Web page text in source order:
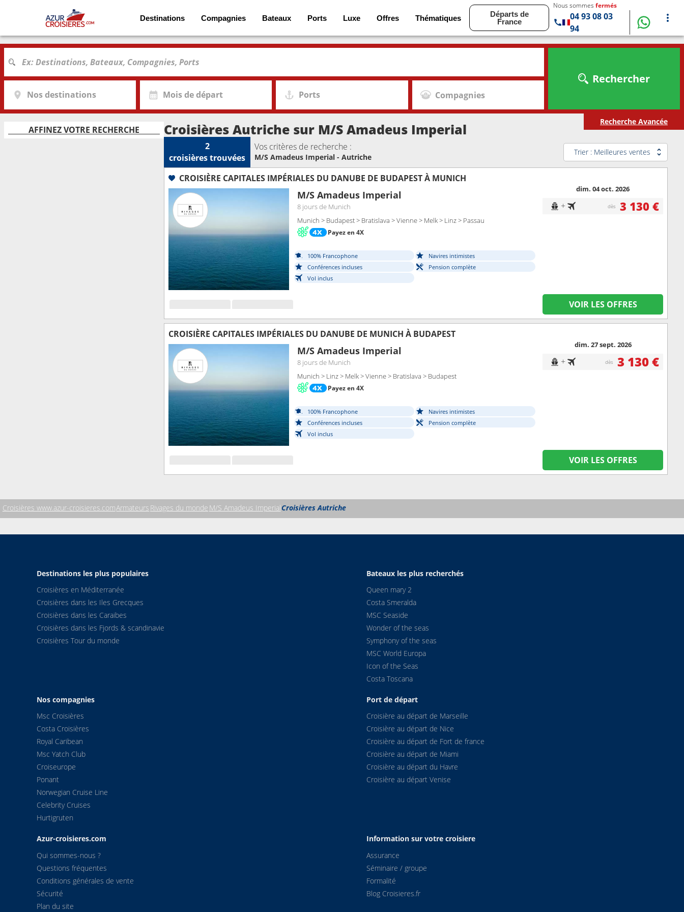
Destinations Compagnies Bateaux Ports Luxe Offres Thématiques
Départs de
France
Nous sommes fermés
04 93 08 03
94
Nos destinations Mois de départ Ports Compagnies
Rechercher
Recherche Avancée
AFFINEZ VOTRE RECHERCHE Croisières Autriche sur M/S Amadeus Imperial
2
croisièrestrouvées
Vos critères de recherche :
M/S Amadeus Imperial - Autriche
Trier : Meilleures ventes
CROISIÈRE CAPITALES IMPÉRIALES DU DANUBE DE BUDAPEST À MUNICH
M/S Amadeus Imperial
8 joursde Munich
Munich > Budapest > Bratislava > Vienne > Melk > Linz > Passau
Payez en 4X
100% Francophone
Navires intimistes
Conférences incluses
Pension complète
Vol inclus
dim. 04 oct. 2026
+ dès 3 130 €
VOIR LES OFFRES
CROISIÈRE CAPITALES IMPÉRIALES DU DANUBE DE MUNICH À BUDAPEST
M/S Amadeus Imperial
8 joursde Munich
Munich > Linz > Melk > Vienne > Bratislava > Budapest
Payez en 4X
100% Francophone
Navires intimistes
Conférences incluses
Pension complète
Vol inclus
dim. 27 sept. 2026
+ dès 3 130 €
VOIR LES OFFRES
Croisières www.azur-croisieres.comArmateurs Rivages du monde M/S Amadeus ImperialCroisières Autriche
Destinations les plus populaires
Croisières en Méditerranée
Croisières dans les Iles Grecques
Croisières dans les Caraibes
Croisières dans les Fjords & scandinavie
Croisières Tour du monde
Bateaux les plus recherchés
Queen mary 2
Costa Smeralda
MSC Seaside
Wonder of the seas
Symphony of the seas
MSC World Europa
Icon of the Seas
Costa Toscana
Nos compagnies
Msc Croisières
Costa Croisières
Royal Caribean
Msc Yatch Club
Croiseurope
Ponant
Norwegian Cruise Line
Celebrity Cruises
Hurtigruten
Port de départ
Croisière au départ de Marseille
Croisière au départ de Nice
Croisière au départ de Fort de france
Croisière au départ de Miami
Croisière au départ du Havre
Croisière au départ Venise
Azur-croisieres.com
Qui sommes-nous ?
Questions fréquentes
Conditions générales de vente
Sécurité
Plan du site
Information sur votre croisiere
Assurance
Séminaire / groupe
Formalité
Blog Croisieres.fr